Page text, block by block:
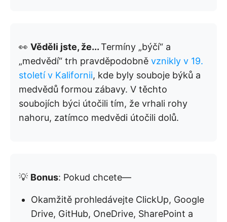
👀 Věděli jste, že...Termíny „býčí“ a
„medvědí“ trh pravděpodobně vznikly v 19.
století v Kalifornii, kde byly souboje býků a
medvědů formou zábavy. V těchto
soubojích býci útočili tím, že vrhali rohy
nahoru, zatímco medvědi útočili dolů.
💡 Bonus: Pokud chcete—
Okamžitě prohledávejte ClickUp, Google
Drive, GitHub, OneDrive, SharePoint a